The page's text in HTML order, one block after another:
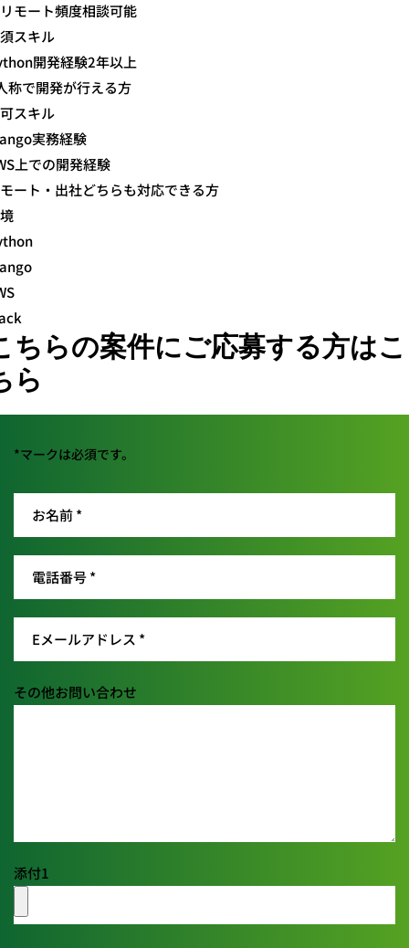
モート頻度相談可能
スキル
開発経験2年以上
称で開発が行える方
スキル
実務経験
上での開発経験
ート・出社どちらも対応できる方
ちらの案件にご応募する方はこ
ら
*マークは必須です。
その他お問い合わせ
添付1